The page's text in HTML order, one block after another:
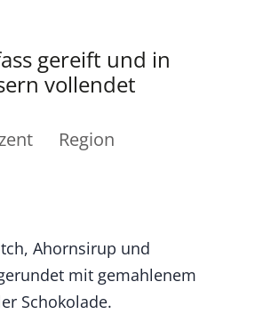
gereift und in
vollendet
Region
Ahornsirup und
mit gemahlenem
Schokolade.